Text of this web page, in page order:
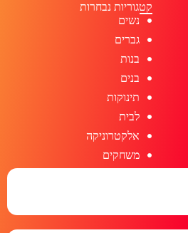
קטגוריות נבחרות
נשים
גברים
בנות
בנים
תינוקות
לבית
אלקטרוניקה
משחקים